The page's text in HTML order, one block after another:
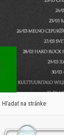
Hľadať na stránke